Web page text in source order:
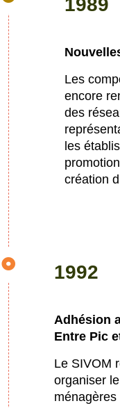
1989
Les
encore
des
les
création
1992
Adhésion
Entre Pic
Le SIVOM
organiser